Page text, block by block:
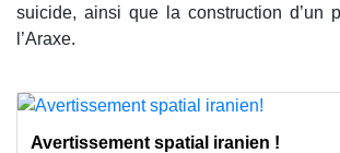
suicide, ainsi que la construction d’un
l’Araxe.
Avertissement spatial iranien !